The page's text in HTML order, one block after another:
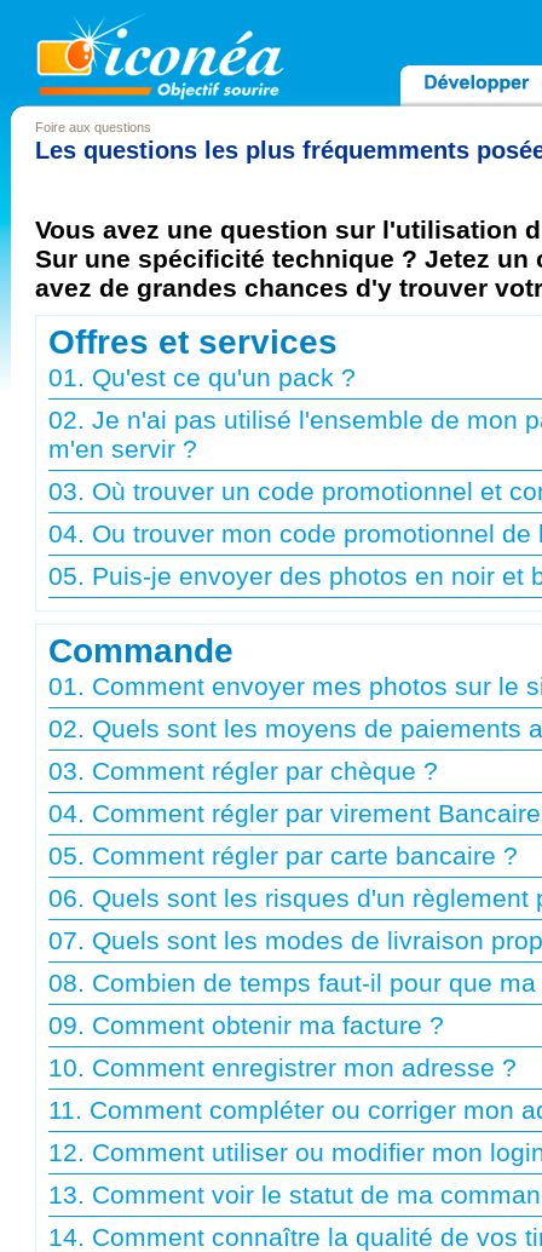
Foire aux questions
Les questions les plus fréquemments
Vous avez une question sur l'utilisation
Sur une spécificité technique ? Jetez un
avez de grandes chances d'y trouver
Offres et services
01. Qu'est ce qu'un pack ?
02. Je n'ai pas utilisé l'ensemble de mon
m'en servir ?
03. Où trouver un code promotionnel et
04. Ou trouver mon code promotionnel de
05. Puis-je envoyer des photos en noir et
Commande
01. Comment envoyer mes photos sur le
02. Quels sont les moyens de paiements
03. Comment régler par chèque ?
04. Comment régler par virement
05. Comment régler par carte bancaire ?
06. Quels sont les risques d'un règlement
07. Quels sont les modes de livraison
08. Combien de temps faut-il pour que
09. Comment obtenir ma facture ?
10. Comment enregistrer mon adresse ?
11. Comment compléter ou corriger mon
12. Comment utiliser ou modifier mon
13. Comment voir le statut de ma
14. Comment connaître la qualité de vos